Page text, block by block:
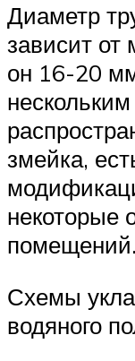
Диаметр
зависит от
он 16-20
змейка,
некоторые
помещений.
Схемы
водяного